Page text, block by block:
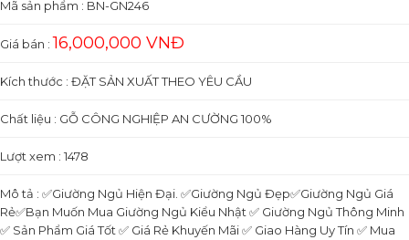
Mã sản phẩm : BN-GN246
Giá bán : 16,000,000 VNĐ
Kích thước : ĐẶT SẢN XUẤT THEO YÊU CẦU
Chất liệu : GỖ CÔNG NGHIỆP AN CƯỜNG 100%
Lượt xem : 1478
Mô tả : ✅Giường Ngủ Hiện Đại. ✅Giường Ngủ Đẹp✅Giường Ngủ Giá
Rẻ✅Bạn Muốn Mua Giường Ngủ Kiểu Nhật ✅ Giường Ngủ Thông Minh
✅ Sản Phẩm Giá Tốt ✅ Giá Rẻ Khuyến Mãi ✅ Giao Hàng Uy Tín ✅ Mua